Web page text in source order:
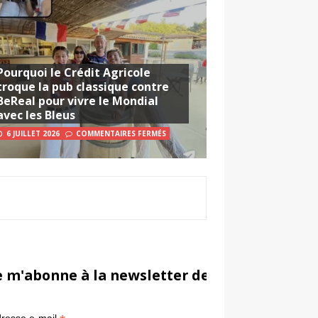
le Crédit Agricole
la pub classique contre
pour vivre le Mondial
les Bleus
6 JUILLET 2026 COMMENTAIRES FERMÉS
m'abonne à la newsletter de